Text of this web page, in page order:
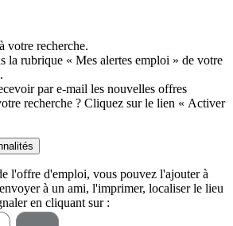
votre recherche.
la rubrique « Mes alertes emploi » de votre
par e-mail les nouvelles offres
recherche ? Cliquez sur le lien « Activer
l'offre d'emploi, vous pouvez l'ajouter à
à un ami, l'imprimer, localiser le lieu
en cliquant sur :